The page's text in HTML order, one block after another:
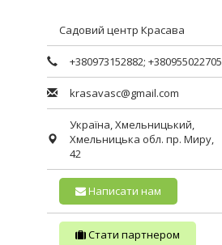
Садовий центр Красава
+380973152882; +380955022705
krasavasc@gmail.com
Україна,Хмельницький,
Хмельницька обл. пр. Миру,
42
Написати нам
Стати партнером